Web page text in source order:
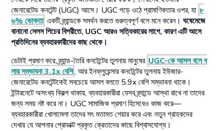
জেনারেটেড কনটেন্ট (UGC) আসে। UGC গড়ে ওঠে প্রামাণিকতার ওপর, যা ৮
৬% ভোক্তা একটি ব্র্যান্ডকে সমর্থন করতে গুরুত্বপূর্ণ বলে মনে করেন। ঘষেমেজে
বানানো সেলস পিচের বিপরীতে, UGC আরও সত্যিকারের লাগে, কারণ এটি আসে
প্রতিদিনের ব্যবহারকারীদের কাছ থেকে।
ডেটাই প্রমাণ করে: ব্র্যান্ড-তৈরি কনটেন্টের তুলনায় মানুষের UGC-কে আসল বলে ব
লার সম্ভাবনা 3.1x বেশি, আর ইনফ্লুয়েন্সার কনটেন্টের তুলনায় ইউজার-
জেনারেটেড কনটেন্টকেই সবচেয়ে আসল বলতে 5.9x বেশি সম্ভাবনা থাকে।
ইন্টারনেটে অসংখ্য বিকল্প থাকায়, ব্যবহারকারীরা যেসব ব্র্যান্ডে আস্থা রাখে না তাদের
জন্য সময় নষ্ট করে না। UGC সামাজিক প্রমাণ হিসেবেও কাজ করে—
ব্যবহারকারীরা খোলামেলা তাদের সৎ মতামত শেয়ার করে এবং নতুন গ্রাহকদের
দেখায় যে আপনার প্রোডাক্ট প্রকৃত ক্রেতাদের কাছে বিশ্বাসযোগ্য।